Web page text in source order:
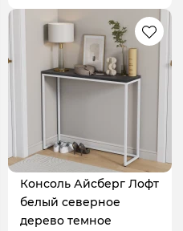
Консоль Айсберг Лофт
белый северное
дерево темное